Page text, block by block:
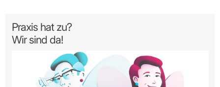
Praxis hat zu?
Wir sind da!